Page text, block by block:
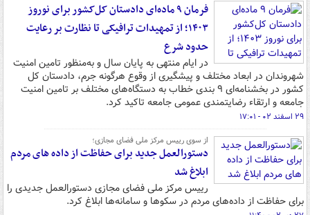
فرمان ۹ ماده‌ای دادستان کل‌کشور برای نوروز
۱۴۰۳؛ از تمهیدات ترافیکی تا نظارت بر رعایت
حدود شرع
در ایام منتهی به پایان سال و به‌منظور تامین امنیت
شهروندان در ابعاد مختلف و پیشگیری از وقوع هرگونه جرم، دادستان کل
کشور در بخشنامه‌ای ۹ بندی خطاب به دستگاه‌های مختلف‌ بر تامین امنیت
جامعه و ارتقاء رضایتمندی عمومی جامعه تاکید کرد.
۲۹ اسفند ۰۲ - ۱۷:۰۱
از سوی رییس مرکز ملی فضای مجازی؛
دستورالعمل جدید برای حفاظت از داده های مردم
ابلاغ شد
رییس مرکز ملی فضای مجازی دستورالعمل جدیدی را
برای حفاظت از داده‌های مردم در سکوها و سامانه‌ها ابلاغ کرد.